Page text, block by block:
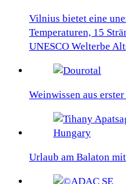
Vilnius bietet eine
Temperaturen, 15
UNESCO Welterbe
Weinwissen aus
Urlaub am Balaton